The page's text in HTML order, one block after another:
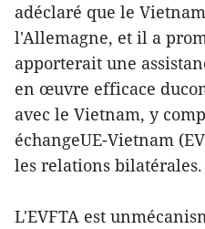
adéclaré que le
l'Allemagne, et il a
apporterait une
en œuvre efficace
avec le Vietnam, y
échangeUE-Vietnam
les relations bilatérales.
L'EVFTA est